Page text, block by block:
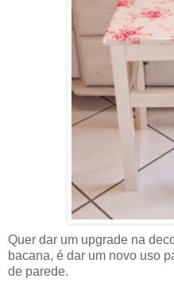
Quer dar um upgrade na
bacana, é dar um novo uso
de parede.